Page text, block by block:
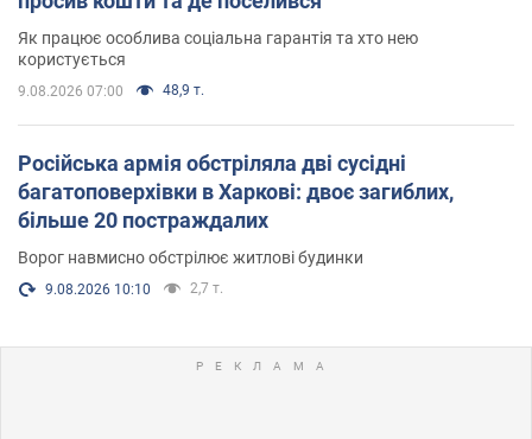
Як працює особлива соціальна гарантія та хто нею
користується
9.08.2026 07:00 48,9 т.
Російська армія обстріляла дві сусідні
багатоповерхівки в Харкові: двоє загиблих,
більше 20 постраждалих
Ворог навмисно обстрілює житлові будинки
9.08.2026 10:10 2,7 т.